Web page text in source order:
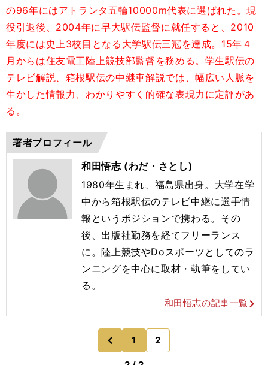
の96年にはアトランタ五輪10000m代表に選ばれた。現
役引退後、2004年に早大駅伝監督に就任すると、2010
年度には史上3校目となる大学駅伝三冠を達成。15年４
月からは住友電工陸上競技部監督を務める。学生駅伝の
テレビ解説、箱根駅伝の中継車解説では、幅広い人脈を
生かした情報力、わかりやすく的確な表現力に定評があ
る。
著者プロフィール
和田悟志 (わだ・さとし)
1980年生まれ、福島県出身。大学在学
中から箱根駅伝のテレビ中継に選手情
報というポジションで携わる。その
後、出版社勤務を経てフリーランス
に。陸上競技やDoスポーツとしてのラ
ンニングを中心に取材・執筆をしてい
る。
和田悟志の記事一覧
前
1 2